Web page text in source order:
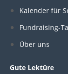
d
i
n
Kalender für
Fundraising-
Über uns
Gute Lektüre